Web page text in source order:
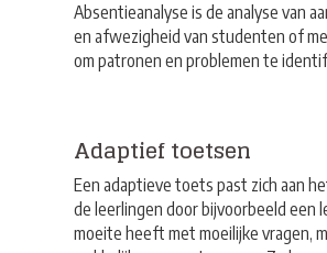
Absentieanalyse is de analyse van
en afwezigheid van studenten of
om patronen en problemen te
Adaptief toetsen
Een adaptieve toets past zich aan
de leerlingen door bijvoorbeeld een
moeite heeft met moeilijke vragen,